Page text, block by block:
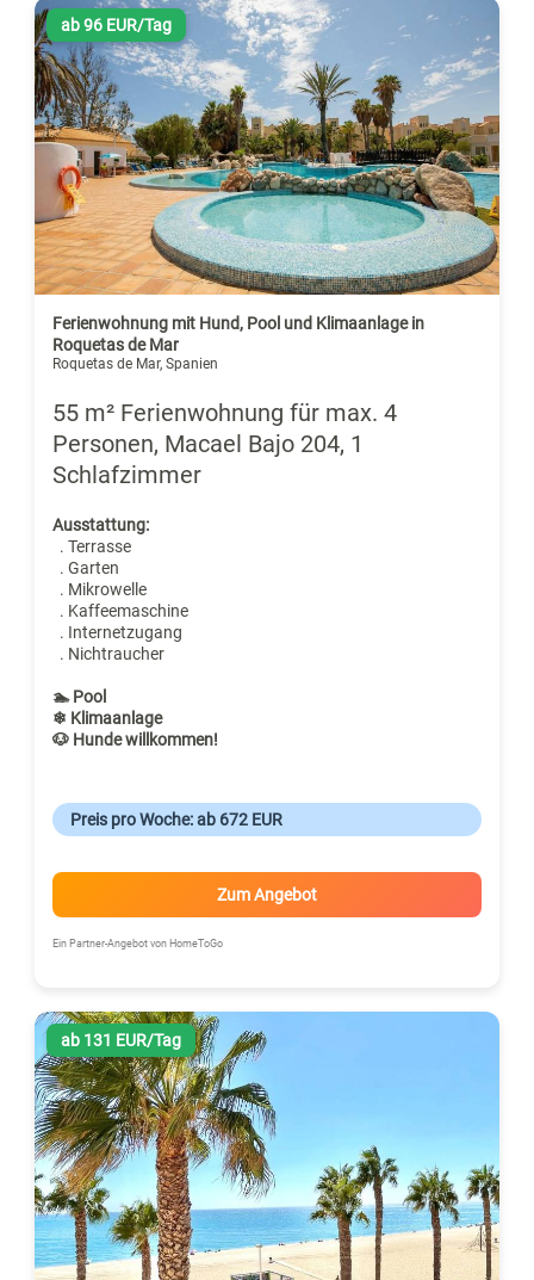
ab 96 EUR/Tag
Ferienwohnung mit Hund, Pool und Klimaanlage in
Roquetas de Mar
Roquetas de Mar, Spanien
55 m² Ferienwohnung für max. 4
Personen, Macael Bajo 204, 1
Schlafzimmer
Ausstattung:
. Terrasse
. Garten
. Mikrowelle
. Kaffeemaschine
. Internetzugang
. Nichtraucher
🏊 Pool
❄ Klimaanlage
🐶 Hunde willkommen!
Preis pro Woche: ab 672 EUR
Zum Angebot
Ein Partner-Angebot von HomeToGo
ab 131 EUR/Tag